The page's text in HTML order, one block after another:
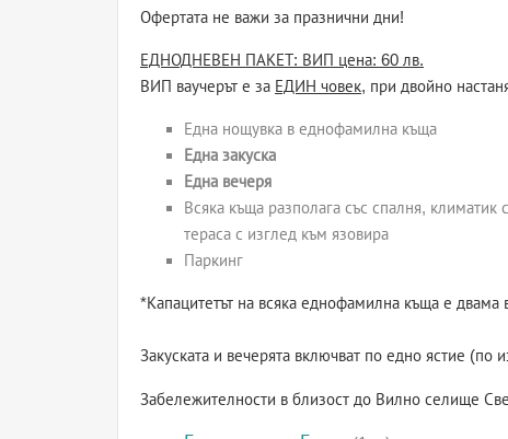
Офертата не важи за празнични дни!
ЕДНОДНЕВЕН ПАКЕТ: ВИП цена: 60 лв.
ВИП ваучерът е за ЕДИН човек, при двойно
Една нощувка в еднофамилна къща
Една закуска
Една вечеря
Всяка къща разполага със спалня, климатик
тераса с изглед към язовира
Паркинг​​​
​*Капацитетът на всяка еднофамилна къща е двама
Закуската и вечерята включват по едно ястие
Забележителности в близост до Вилно селище